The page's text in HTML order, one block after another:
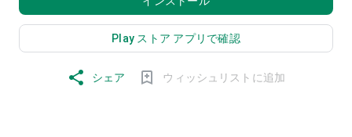
Play ストア アプリで確認
シェア ウィッシュリストに追加